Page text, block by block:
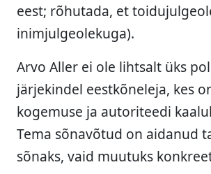
eest; rõhutada, et
inimjulgeolekuga).
Arvo Aller ei ole lihtsalt üks
järjekindel eestkõneleja, kes
kogemuse ja autoriteedi
Tema sõnavõtud on aidanud
sõnaks, vaid muutuks